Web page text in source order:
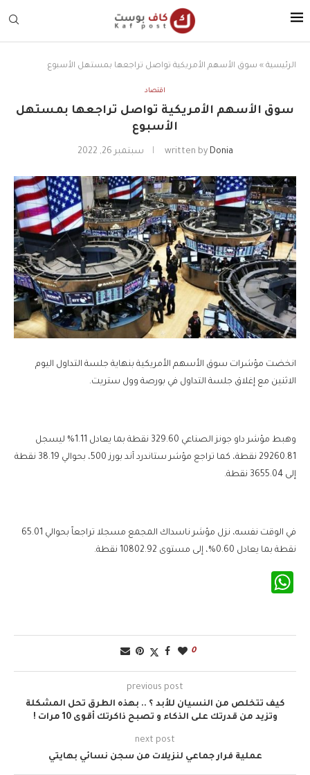
الرئيسية » سوق الأسهم الأمريكية تواصل تراجعها بمستهل الأسبوع
اقتصاد
سوق الأسهم الأمريكية تواصل تراجعها بمستهل
الأسبوع
written by Donia سبتمبر 26, 2022
انخضت مؤشرات سوق الأسهم الأمريكية بنهاية جلسة التداول اليوم
الاثنين مع إغلاق جلسة التداول في بورصة وول ستريت.
وهبط مؤشر داو جونز الصناعي 329.60 نقطة بما يعادل 1.11% ليسجل
29260.81 نقطة، كما تراجع مؤشر ستاندرد آند بورز 500، بحوالي 38.19 نقطة
إلى 3655.04 نقطة.
في الوقت نفسه، نزل مؤشر ناسداك المجمع مسجلا تراجعاً بحوالي 65.01
نقطة بما يعادل 0.60%، إلى مستوى 10802.92 نقطة.
0
previous post
كيف تتخلص من النسيان للأبد ؟ .. بهذه الطرق تحل المشكلة
وتزيد من قدرتك على الذكاء و تصبح ذاكرتك أقوى 10 مرات !
next post
عملية فرار جماعي لنزيلات من سجن نسائي بهايتي